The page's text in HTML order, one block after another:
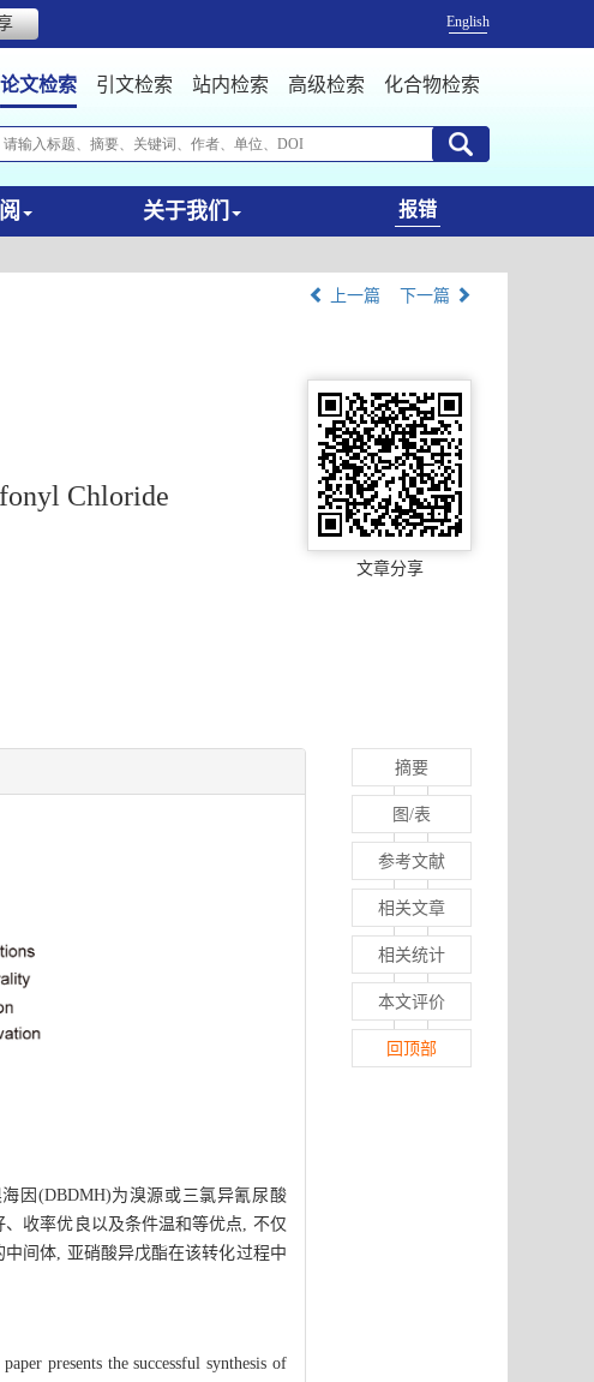
English
论文检索 引文检索 站内检索 高级检索 化合物检索
关于我们 报错
上一篇 下一篇
Chloride
文章分享
因(DBDMH)为溴源或三氯异氰尿酸
收率优良以及条件温和等优点, 不仅
间体, 亚硝酸异戊酯在该转化过程中
presents the successful synthesis of
摘要
图/表
参考文献
相关文章
相关统计
本文评价
回顶部